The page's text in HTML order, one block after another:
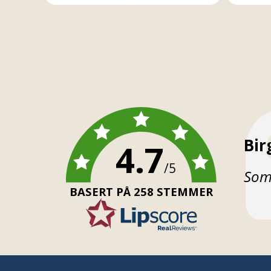
4.7/5
BASERT PÅ 258 STEMMER